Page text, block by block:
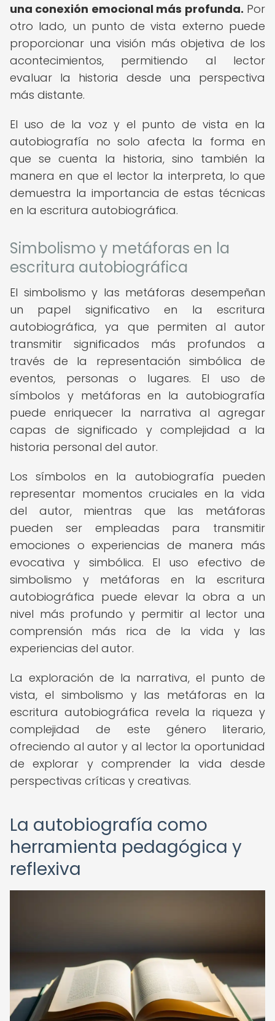
una conexión emocional más profunda. Por
otro lado, un punto de vista externo puede
proporcionar una visión más objetiva de los
acontecimientos, permitiendo al lector
evaluar la historia desde una perspectiva
más distante.
El uso de la voz y el punto de vista en la
autobiografía no solo afecta la forma en
que se cuenta la historia, sino también la
manera en que el lector la interpreta, lo que
demuestra la importancia de estas técnicas
en la escritura autobiográfica.
Simbolismo y metáforas en la
escritura autobiográfica
El simbolismo y las metáforas desempeñan
un papel significativo en la escritura
autobiográfica, ya que permiten al autor
transmitir significados más profundos a
través de la representación simbólica de
eventos, personas o lugares. El uso de
símbolos y metáforas en la autobiografía
puede enriquecer la narrativa al agregar
capas de significado y complejidad a la
historia personal del autor.
Los símbolos en la autobiografía pueden
representar momentos cruciales en la vida
del autor, mientras que las metáforas
pueden ser empleadas para transmitir
emociones o experiencias de manera más
evocativa y simbólica. El uso efectivo de
simbolismo y metáforas en la escritura
autobiográfica puede elevar la obra a un
nivel más profundo y permitir al lector una
comprensión más rica de la vida y las
experiencias del autor.
La exploración de la narrativa, el punto de
vista, el simbolismo y las metáforas en la
escritura autobiográfica revela la riqueza y
complejidad de este género literario,
ofreciendo al autor y al lector la oportunidad
de explorar y comprender la vida desde
perspectivas críticas y creativas.
La autobiografía como
herramienta pedagógica y
reflexiva